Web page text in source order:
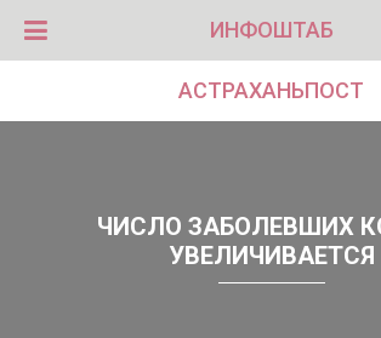
ИНФОШТАБ
АСТРАХАНЬПОСТ
ЧИСЛО ЗАБОЛЕВШИХ
УВЕЛИЧИВАЕТСЯ